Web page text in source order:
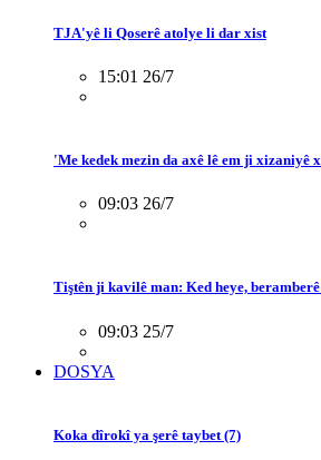
TJA'yê li Qoserê atolye li dar xist
15:01 26/7
'Me kedek mezin da axê lê em ji xizaniyê
09:03 26/7
Tiştên ji kavilê man: Ked heye, beramberê
09:03 25/7
DOSYA
Koka dîrokî ya şerê taybet (7)